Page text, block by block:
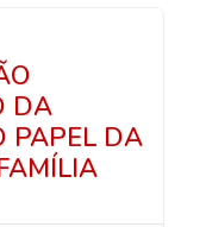
DA
PAPEL DA